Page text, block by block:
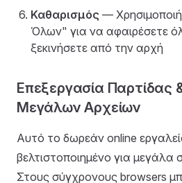
Καθαρισμός —
Όλων" για να αφαιρέσετε
ξεκινήσετε από την αρχή
Επεξεργασία Παρτίδας
Μεγάλων Αρχείων
Αυτό το δωρεάν online
βελτιστοποιημένο για
Στους σύγχρονους browsers